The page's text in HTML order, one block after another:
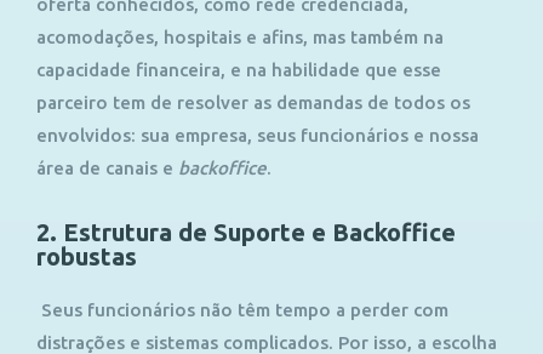
acomodações, hospitais e afins, mas também na
capacidade financeira, e na habilidade que esse
parceiro tem de resolver as demandas de todos os
envolvidos: sua empresa, seus funcionários e nossa
área de canais e backoffice.
2. Estrutura de Suporte e Backoffice
robustas
Seus funcionários não têm tempo a perder com
distrações e sistemas complicados. Por isso, a escolha